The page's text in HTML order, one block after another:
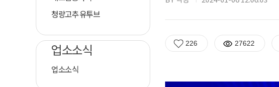
청량고추 유투브
업소소식
업소소식
226 27622